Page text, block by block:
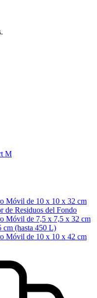
M
Móvil de 10 x 10 x 32 cm
de Residuos del Fondo
Móvil de 7,5 x 7,5 x 32 cm
cm (hasta 450 L)
Móvil de 10 x 10 x 42 cm